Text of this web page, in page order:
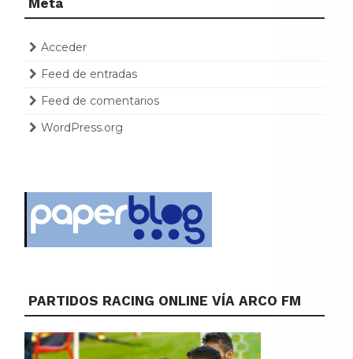
Meta
Acceder
Feed de entradas
Feed de comentarios
WordPress.org
PARTIDOS RACING ONLINE VÍA ARCO FM